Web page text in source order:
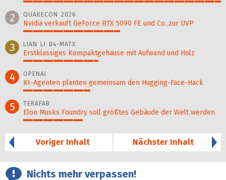
100%
2 QUAKECON 2026
Nvidia verkauft GeForce RTX 5090 FE und Co. zur UVP
49%
3 LIAN LI B4-MATX
Erstklassiges Kompaktgehäuse mit Aufwand und Holz
38%
4 OPENAI
KI-Agenten planten gemein­sam den Hugging-Face-Hack
34%
5 TERAFAB
Elon Musks Foundry soll größ­tes Gebäude der Welt werden
30%
Voriger Inhalt
Nächster Inhalt
Nichts mehr verpassen!